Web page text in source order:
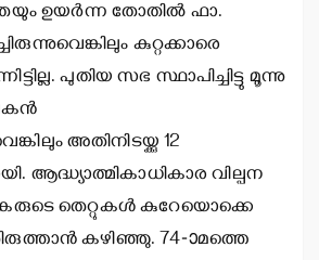
ഉയര്‍ന്ന തോതില്‍ ഫാ.
കുറ്റക്കാരെ
പുതിയ സഭ സ്ഥാപിച്ചിട്ടു മൂന്നു
അതിനിടയ്ക്കു 12
ആദ്ധ്യാത്മികാധികാര വില്പന
തെറ്റുകള്‍ കുറേയൊക്കെ
കഴിഞ്ഞു. 74-ാമത്തെ